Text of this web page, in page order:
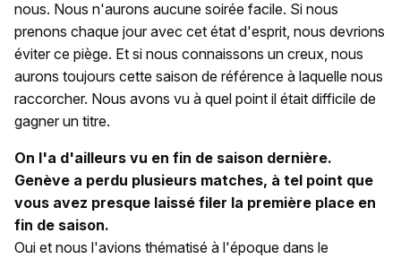
nous. Nous n'aurons aucune soirée facile. Si nous
prenons chaque jour avec cet état d'esprit, nous devrions
éviter ce piège. Et si nous connaissons un creux, nous
aurons toujours cette saison de référence à laquelle nous
raccorcher. Nous avons vu à quel point il était difficile de
gagner un titre.
On l'a d'ailleurs vu en fin de saison dernière.
Genève a perdu plusieurs matches, à tel point que
vous avez presque laissé filer la première place en
fin de saison.
Oui et nous l'avions thématisé à l'époque dans le